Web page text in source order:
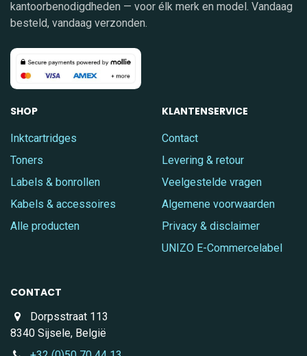
kantoorbenodigdheden — voor élk merk en model. Vandaag
besteld, vandaag verzonden.
SHOP
Inktcartridges
Toners
Labels & bonrollen
Kabels & accessoires
Alle producten
KLANTENSERVICE
Contact
Levering & retour
Veelgestelde vragen
Algemene voorwaarden
Privacy & disclaimer
UNIZO E-Commercelabel
CONTACT
Dorpsstraat 113
8340 Sijsele, België